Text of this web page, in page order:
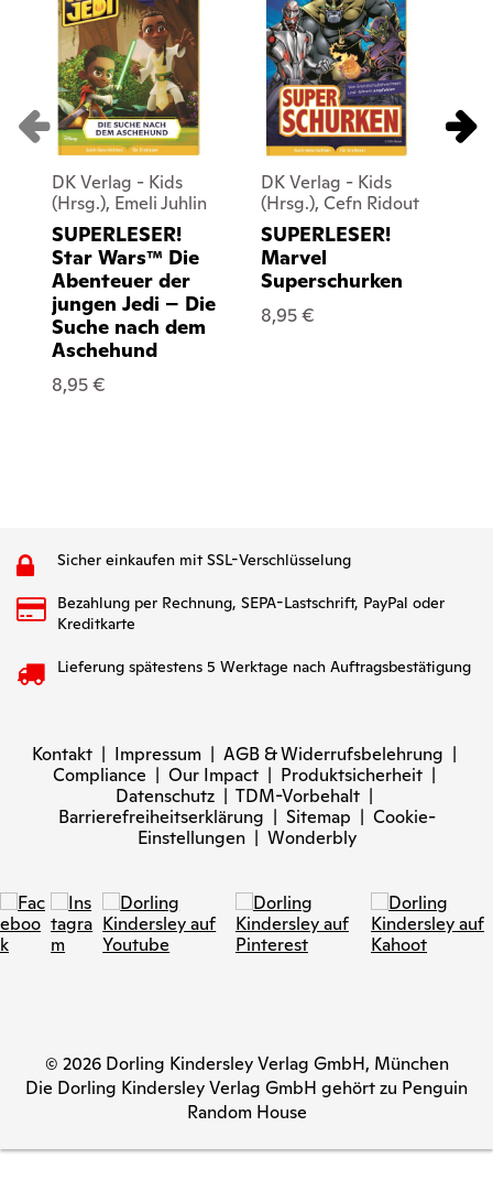
DK Verlag - Kids
(Hrsg.), Emeli Juhlin
SUPERLESER!
Star Wars™ Die
Abenteuer der
jungen Jedi – Die
Suche nach dem
Aschehund
8,95 €
DK Verlag - Kids
(Hrsg.), Cefn Ridout
SUPERLESER!
Marvel
Superschurken
8,95 €
Sicher einkaufen mit SSL-Verschlüsselung
Bezahlung per Rechnung, SEPA-Lastschrift, PayPal oder
Kreditkarte
Lieferung spätestens 5 Werktage nach Auftragsbestätigung
Kontakt | Impressum | AGB & Widerrufsbelehrung |
Compliance | Our Impact | Produktsicherheit |
Datenschutz | TDM-Vorbehalt |
Barrierefreiheitserklärung | Sitemap | Cookie-
Einstellungen| Wonderbly
© 2026 Dorling Kindersley Verlag GmbH, München
Die Dorling Kindersley Verlag GmbH gehört zu Penguin
Random House